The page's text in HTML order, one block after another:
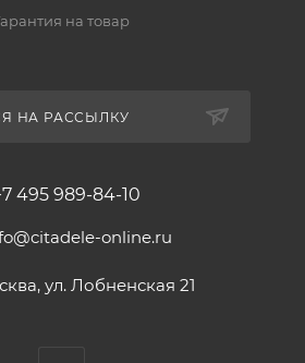
на товар
НА РАССЫЛКУ
495 989-84-10
online.ru
ул. Лобненская 21